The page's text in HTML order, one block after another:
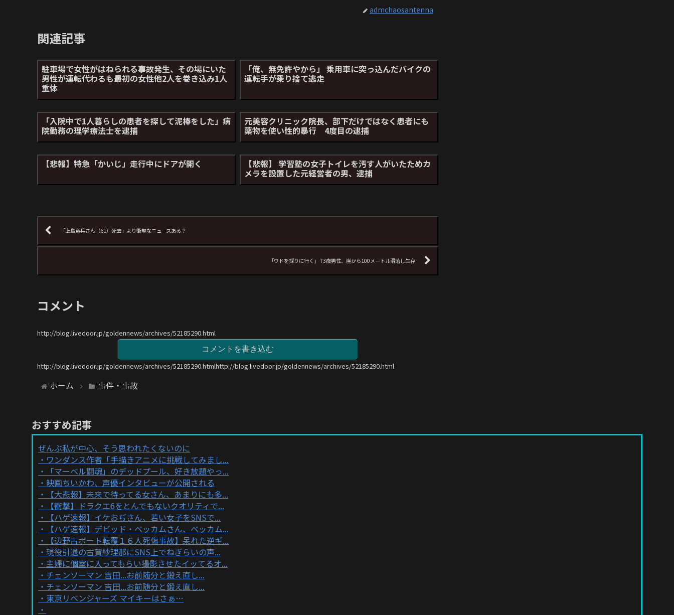
admchaosantenna
関連記事
駐車場で女性がはねられる事故発生、その場にいた
男性が運転代わるも最初の女性他2人を巻き込み1人
重体
「俺、無免許やから」 乗用車に突っ込んだバイクの
運転手が乗り捨て逃走
「入院中で1人暮らしの患者を探して泥棒をした」病
院勤務の理学療法士を逮捕
元美容クリニック院長、部下だけではなく患者にも
薬物を使い性的暴行 4度目の逮捕
【悲報】特急「かいじ」走行中にドアが開く 【悲報】 学習塾の女子トイレを汚す人がいたためカ
メラを設置した元経営者の男、逮捕
「上島竜兵さん（61）死去」より衝撃なニュースある？
「ウドを採りに行く」 73歳男性、崖から100メートル滑落し生存
コメント
http://blog.livedoor.jp/goldennews/archives/52185290.html
コメントを書き込む
http://blog.livedoor.jp/goldennews/archives/52185290.htmlhttp://blog.livedoor.jp/goldennews/archives/52185290.html
ホーム 事件・事故
おすすめ記事
ぜんぶ私が中心、そう思われたくないのに
ワンダンス作者「手描きアニメに挑戦してみまし...
「マーベル闘魂」のデッドプール、好き放題やっ...
映画ちいかわ、声優インタビューが公開される
【大悲報】未来で待ってる女さん、あまりにも多...
【衝撃】ドラクエ6をとんでもないクオリティで...
【ハゲ速報】イケおぢさん、若い女子をSNSで...
【ハゲ速報】デビッド・ベッカムさん、ベッカム...
【辺野古ボート転覆１６人死傷事故】呆れた逆ギ...
現役引退の古賀紗理那にSNS上でねぎらいの声...
主婦に個室に入ってもらい撮影させたイッてるオ...
チェンソーマン 吉田...お前随分と鍛え直し...
チェンソーマン 吉田...お前随分と鍛え直し...
東京リベンジャーズ マイキーはさぁ…